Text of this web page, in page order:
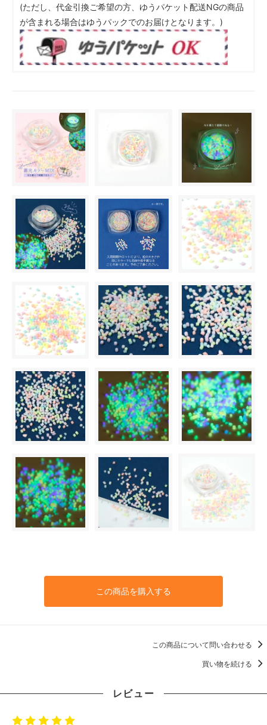
(ただし、代金引換ご希望の方、ゆうパケット配送NGの商品
が含まれる場合はゆうパックでのお届けとなります。)
この商品を購入する
この商品について問い合わせる
買い物を続ける
レビュー